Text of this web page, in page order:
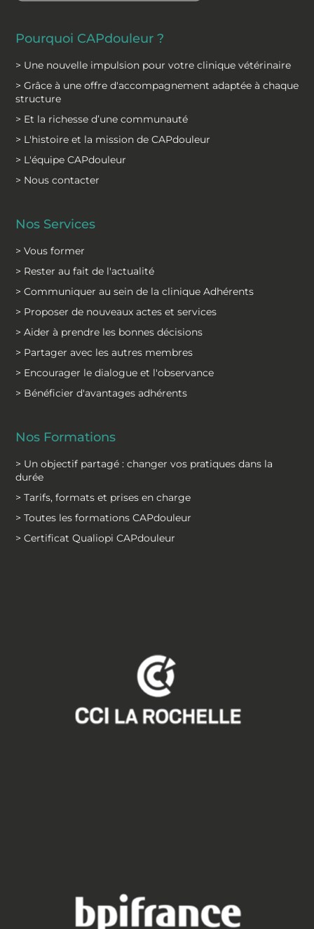
Pourquoi CAPdouleur ?
> Une nouvelle impulsion pour votre clinique vétérinaire
> Grâce à une offre d'accompagnement adaptée à chaque
structure
> Et la richesse d’une communauté
> L'histoire et la mission de CAPdouleur
> L'équipe CAPdouleur
> Nous contacter
Nos Services
> Vous former
> Rester au fait de l'actualité
> Communiquer au sein de la clinique Adhérents
> Proposer de nouveaux actes et services
> Aider à prendre les bonnes décisions
> Partager avec les autres membres
> Encourager le dialogue et l'observance
> Bénéficier d'avantages adhérents
Nos Formations
> Un objectif partagé : changer vos pratiques dans la
durée
> Tarifs, formats et prises en charge
> Toutes les formations CAPdouleur
> Certificat Qualiopi CAPdouleur